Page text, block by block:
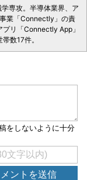
専攻。半導体業界、ア
業「Connectly」の責
リ「Connectly App」
数17件。